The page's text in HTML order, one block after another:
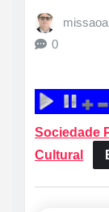
0
Sociedade
Cultural